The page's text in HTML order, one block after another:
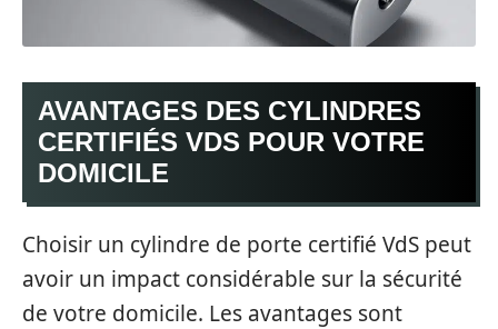
AVANTAGES DES CYLINDRES
CERTIFIÉS VDS POUR VOTRE
DOMICILE
Choisir un cylindre de porte certifié VdS peut
avoir un impact considérable sur la sécurité
de votre domicile. Les avantages sont